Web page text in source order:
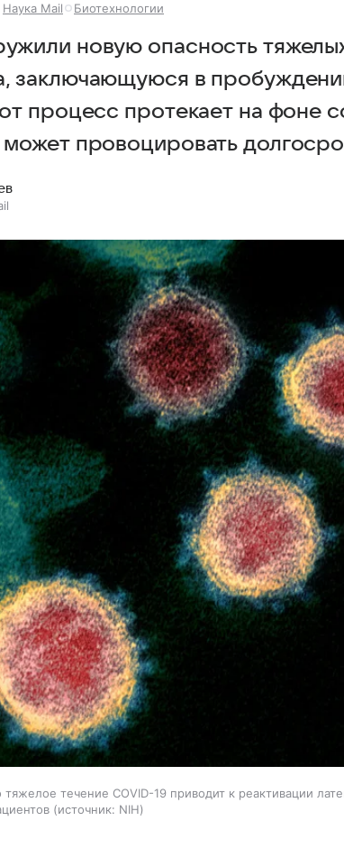
Наука Mail Биотехнологии
новую опасность
заключающуюся в
процесс протекает на фоне
провоцировать
течение COVID-19 приводит к реактивации
источник: NIH